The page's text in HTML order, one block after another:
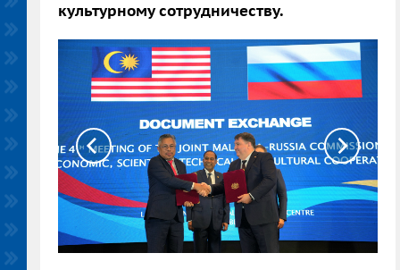
культурному сотрудничеству.